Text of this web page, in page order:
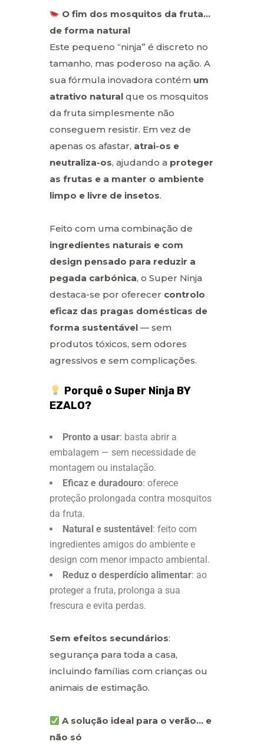
O fim dos mosquitos da fruta…
de forma natural
Este pequeno “ninja” é discreto no
tamanho, mas poderoso na ação. A
sua fórmula inovadora contém um
atrativo natural que os mosquitos
da fruta simplesmente não
conseguem resistir. Em vez de
apenas os afastar, atrai-os e
neutraliza-os, ajudando a proteger
as frutas e a manter o ambiente
limpo e livre de insetos.
Feito com uma combinação de
ingredientes naturais e com
design pensado para reduzir a
pegada carbónica, o Super Ninja
destaca-se por oferecer controlo
eficaz das pragas domésticas de
forma sustentável — sem
produtos tóxicos, sem odores
agressivos e sem complicações.
Porquê o Super Ninja BY
EZALO?
Pronto a usar: basta abrir a
embalagem — sem necessidade de
montagem ou instalação.
Eficaz e duradouro: oferece
proteção prolongada contra mosquitos
da fruta.
Natural e sustentável : feito com
ingredientes amigos do ambiente e
design com menor impacto ambiental.
Reduz o desperdício alimentar: ao
proteger a fruta, prolonga a sua
frescura e evita perdas.
Sem efeitos secundários:
segurança para toda a casa,
incluindo famílias com crianças ou
animais de estimação.
A solução ideal para o verão… e
não só